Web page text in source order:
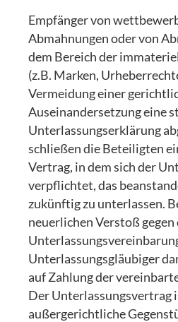
Empfänger von
Abmahnungen oder von
dem Bereich der
(z.B. Marken,
Vermeidung einer
Auseinandersetzung eine
Unterlassungserklärung
schließen die Beteiligten
Vertrag, in dem sich der
verpflichtet, das
zukünftig zu unterlassen.
neuerlichen Verstoß gegen
Unterlassungsgläubiger
auf Zahlung der
Der Unterlassungsvertrag
außergerichtliche